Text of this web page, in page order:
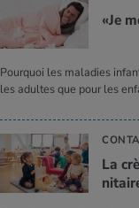
«Je
Pourquoi les maladies
les adultes que pour les
La